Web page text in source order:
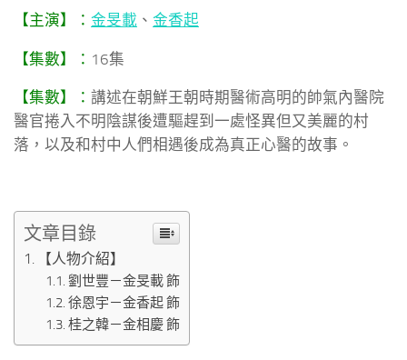
【主演】： 金旻載 、 金香起
【集數】： 16集
【集數】： 講述在朝鮮王朝時期醫術高明的帥氣內醫院
醫官捲入不明陰謀後遭驅趕到一處怪異但又美麗的村
落，以及和村中人們相遇後成為真正心醫的故事。
文章目錄
【人物介紹】
劉世豐－金旻載 飾
徐恩宇－金香起 飾
桂之韓－金相慶 飾